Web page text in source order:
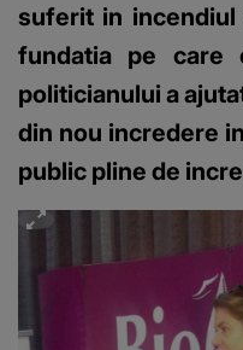
suferit in incendiul
fundatia pe care
politicianului a
din nou incredere
public pline de